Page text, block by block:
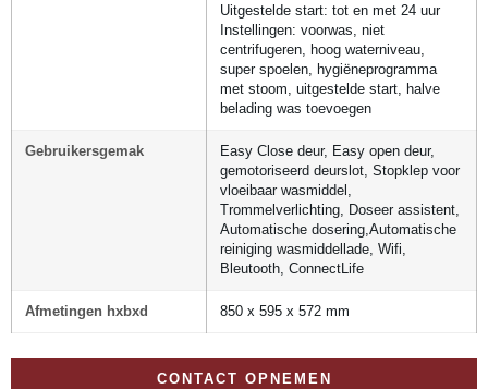
Uitgestelde start: tot en met 24 uur
Instellingen: voorwas, niet
centrifugeren, hoog waterniveau,
super spoelen, hygiëneprogramma
met stoom, uitgestelde start, halve
belading was toevoegen
Gebruikersgemak
Easy Close deur, Easy open deur,
gemotoriseerd deurslot, Stopklep voor
vloeibaar wasmiddel,
Trommelverlichting, Doseer assistent,
Automatische dosering,Automatische
reiniging wasmiddellade, Wifi,
Bleutooth, ConnectLife
Afmetingen hxbxd 850 x 595 x 572 mm
CONTACT OPNEMEN